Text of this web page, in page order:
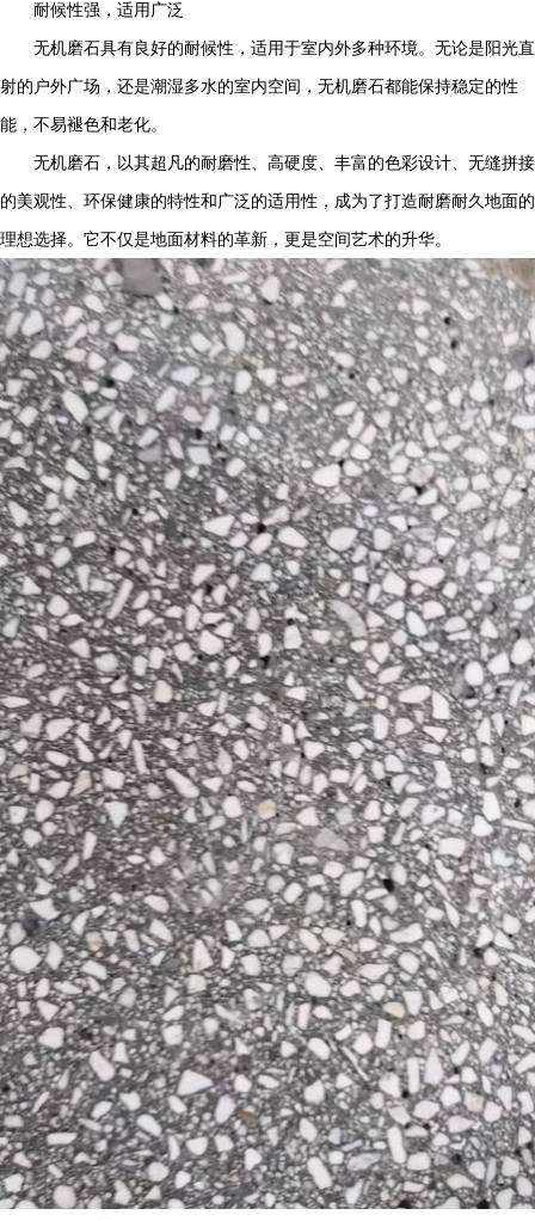
耐候性强，适用广泛
无机磨石具有良好的耐候性，适用于室内外多种环境。无论是阳光直
射的户外广场，还是潮湿多水的室内空间，无机磨石都能保持稳定的性
能，不易褪色和老化。
无机磨石，以其超凡的耐磨性、高硬度、丰富的色彩设计、无缝拼接
的美观性、环保健康的特性和广泛的适用性，成为了打造耐磨耐久地面的
理想选择。它不仅是地面材料的革新，更是空间艺术的升华。